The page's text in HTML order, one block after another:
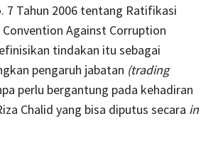
7 Tahun 2006 tentang Ratifikasi
Against Corruption
tindakan itu sebagai
pengaruh jabatan (trading
perlu bergantung pada kehadiran
Chalid yang bisa diputus secara in